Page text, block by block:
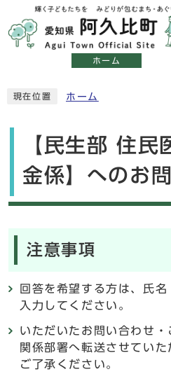
ホーム
現在位置 ホーム
【民生部 住民
金係】へのお
注意事項
回答を希望する方は、氏
入力してください。
いただいたお問い合わせ
関係部署へ転送させてい
ご了承ください。